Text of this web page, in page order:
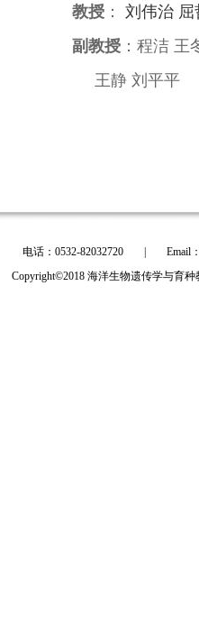
教授 ： 刘伟治 屈
副教授 ：程洁
王静 刘平平
电话：0532-82032720
Email
Copyright©2018 海洋生物遗传学与育种